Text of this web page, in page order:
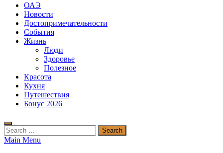
ОАЭ
Новости
Достопримечательности
События
Жизнь
Люди
Здоровье
Полезное
Красота
Кухня
Путешествия
Бонус 2026
Search
for:
Main Menu